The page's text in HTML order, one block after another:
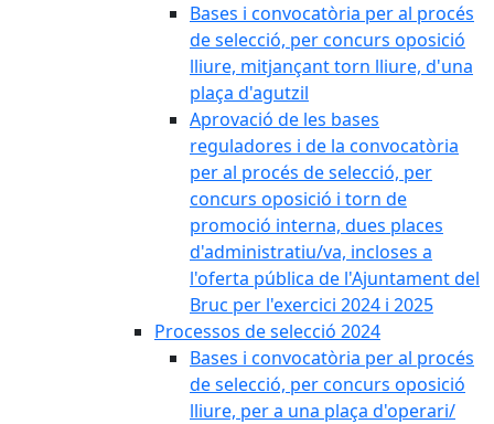
Bases i convocatòria per al procés
de selecció, per concurs oposició
lliure, mitjançant torn lliure, d'una
plaça d'agutzil
Aprovació de les bases
reguladores i de la convocatòria
per al procés de selecció, per
concurs oposició i torn de
promoció interna, dues places
d'administratiu/va, incloses a
l'oferta pública de l'Ajuntament del
Bruc per l'exercici 2024 i 2025
Processos de selecció 2024
Bases i convocatòria per al procés
de selecció, per concurs oposició
lliure, per a una plaça d'operari/